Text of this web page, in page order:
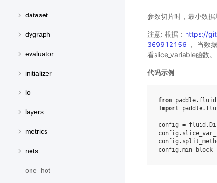
dataset
dygraph
evaluator
initializer
io
layers
metrics
nets
one_hot
参数切片时，最小数
注意: 根据： https://
369912156 ， 当数
看slice_variable函数。
代码示例
from
import
config = fluid .
config .
config .
config .